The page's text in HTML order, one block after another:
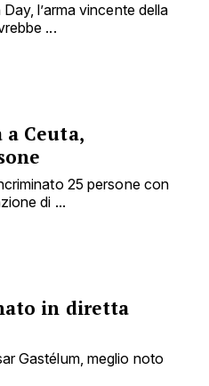
l’arma vincente della
...
a Ceuta,
25 persone con
di ...
in diretta
Gastélum, meglio noto